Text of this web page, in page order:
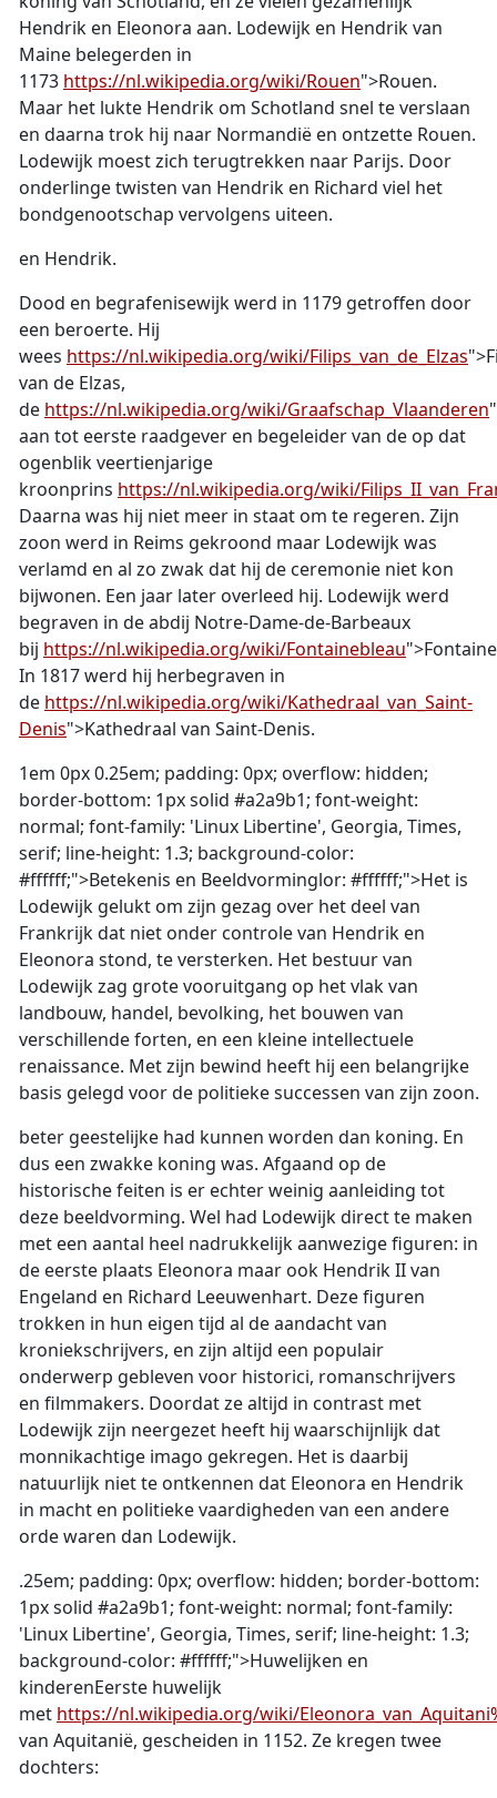
Hendrik en Eleonora aan. Lodewijk en Hendrik van
Maine belegerden in
1173 https://nl.wikipedia.org/wiki/Rouen">Rouen.
Maar het lukte Hendrik om Schotland snel te verslaan
en daarna trok hij naar Normandië en ontzette Rouen.
Lodewijk moest zich terugtrekken naar Parijs. Door
onderlinge twisten van Hendrik en Richard viel het
bondgenootschap vervolgens uiteen.
en Hendrik.
Dood en begrafenisewijk werd in 1179 getroffen door
een beroerte. Hij
wees https://nl.wikipedia.org/wiki/Filips_van_de_Elzas
van de Elzas,
de https://nl.wikipedia.org/wiki/Graafschap_Vlaanderen
aan tot eerste raadgever en begeleider van de op dat
ogenblik veertienjarige
kroonprins https://nl.wikipedia.org/wiki/
Daarna was hij niet meer in staat om te regeren. Zijn
zoon werd in Reims gekroond maar Lodewijk was
verlamd en al zo zwak dat hij de ceremonie niet kon
bijwonen. Een jaar later overleed hij. Lodewijk werd
begraven in de abdij Notre-Dame-de-Barbeaux
bij https://nl.wikipedia.org/wiki/Fontainebleau
In 1817 werd hij herbegraven in
de https://nl.wikipedia.org/wiki/Kathedraal_van_Saint-
Denis">Kathedraal van Saint-Denis.
1em 0px 0.25em; padding: 0px; overflow: hidden;
border-bottom: 1px solid #a2a9b1; font-weight:
normal; font-family: 'Linux Libertine', Georgia, Times,
serif; line-height: 1.3; background-color:
#ffffff;">Betekenis en Beeldvorminglor: #ffffff;">Het is
Lodewijk gelukt om zijn gezag over het deel van
Frankrijk dat niet onder controle van Hendrik en
Eleonora stond, te versterken. Het bestuur van
Lodewijk zag grote vooruitgang op het vlak van
landbouw, handel, bevolking, het bouwen van
verschillende forten, en een kleine intellectuele
renaissance. Met zijn bewind heeft hij een belangrijke
basis gelegd voor de politieke successen van zijn zoon.
beter geestelijke had kunnen worden dan koning. En
dus een zwakke koning was. Afgaand op de
historische feiten is er echter weinig aanleiding tot
deze beeldvorming. Wel had Lodewijk direct te maken
met een aantal heel nadrukkelijk aanwezige figuren: in
de eerste plaats Eleonora maar ook Hendrik II van
Engeland en Richard Leeuwenhart. Deze figuren
trokken in hun eigen tijd al de aandacht van
kroniekschrijvers, en zijn altijd een populair
onderwerp gebleven voor historici, romanschrijvers
en filmmakers. Doordat ze altijd in contrast met
Lodewijk zijn neergezet heeft hij waarschijnlijk dat
monnikachtige imago gekregen. Het is daarbij
natuurlijk niet te ontkennen dat Eleonora en Hendrik
in macht en politieke vaardigheden van een andere
orde waren dan Lodewijk.
.25em; padding: 0px; overflow: hidden; border-bottom:
1px solid #a2a9b1; font-weight: normal; font-family:
'Linux Libertine', Georgia, Times, serif; line-height: 1.3;
background-color: #ffffff;">Huwelijken en
kinderenEerste huwelijk
met https://nl.wikipedia.org/wiki/
van Aquitanië, gescheiden in 1152. Ze kregen twee
dochters: